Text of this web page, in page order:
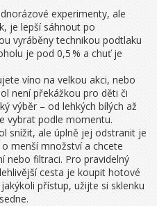
experimenty, ale
je lepší sáhnout po
vyráběny technikou podtlaku
je pod 0,5 % a chuť je
víno na velkou akci, nebo
není překážkou pro děti či
výběr – od lehkých bílých až
vybrat podle momentu.
snížit, ale úplně jej odstranit je
menší množství a chcete
nebo filtraci. Pro pravidelný
cesta je koupit hotové
přístup, užijte si sklenku